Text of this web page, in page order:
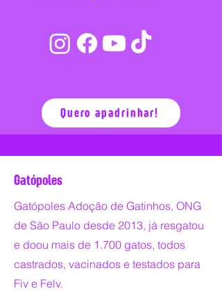
Quero apadrinhar!
Gatópoles
Gatópoles Adoção de Gatinhos, ONG
de São Paulo desde 2013, já resgatou
e doou mais de 1.700 gatos, todos
castrados, vacinados e testados para
Fiv e Felv.